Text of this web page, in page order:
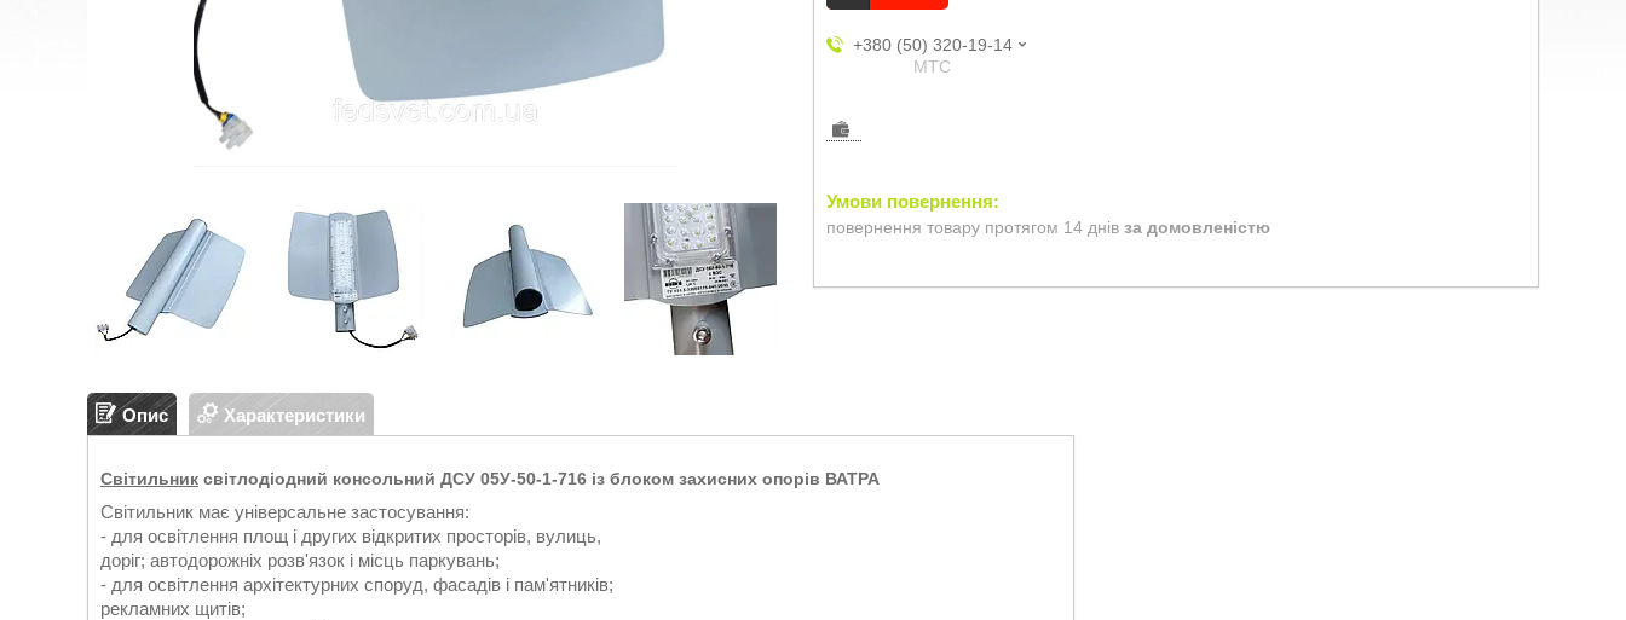
+380 (50) 320-19-14
МТС
повернення товару протягом 14 днів за домовленістю
Опис Характеристики
Світильник світлодіодний консольний ДСУ 05У-50-1-716 із блоком захисних опорів ВАТРА
Світильник має універсальне застосування:
- для освітлення площ і других відкритих просторів, вулиць,
доріг; автодорожніх розв'язок і місць паркувань;
- для освітлення архітектурних споруд, фасадів і пам'ятників;
рекламних щитів;